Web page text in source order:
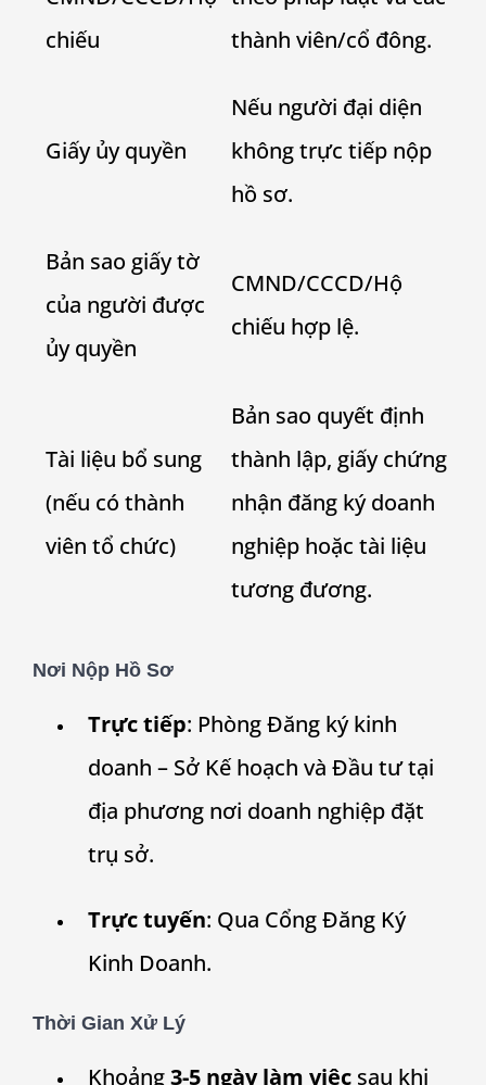
chiếu
thành viên/cổ đông.
Giấy ủy quyền
Nếu người đại diện
không trực tiếp nộp
hồ sơ.
Bản sao giấy tờ
của người được
ủy quyền
CMND/CCCD/Hộ
chiếu hợp lệ.
Tài liệu bổ sung
(nếu có thành
viên tổ chức)
Bản sao quyết định
thành lập, giấy chứng
nhận đăng ký doanh
nghiệp hoặc tài liệu
tương đương.
Nơi Nộp Hồ Sơ
Trực tiếp: Phòng Đăng ký kinh
doanh – Sở Kế hoạch và Đầu tư tại
địa phương nơi doanh nghiệp đặt
trụ sở.
Trực tuyến: Qua Cổng Đăng Ký
Kinh Doanh.
Thời Gian Xử Lý
Khoảng3-5 ngày làm việc sau khi